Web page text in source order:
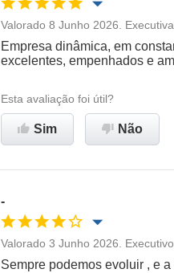
Oportunidade de promoção
Recomenda esta empresa
Valorado 8 Junho 2026.
Empresa dinâmica, em
excelentes, empenhados e
Esta avaliação foi útil?
Sim Não
-
Oportunidade de promoção
Valorado 3 Junho 2026.
Sempre podemos evoluir , e